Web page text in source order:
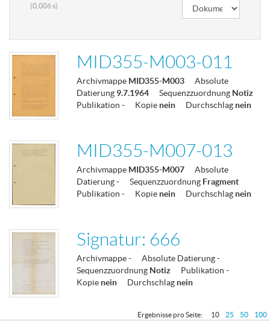
(0,006 s)
MID355-M003-011
Archivmappe MID355-M003
Absolute
Datierung 9.7.1964 Sequenzzuordnung Notiz
Publikation - Kopie nein Durchschlag nein
MID355-M007-013
Archivmappe MID355-M007
Absolute
Datierung- Sequenzzuordnung Fragment
Publikation - Kopie nein Durchschlag nein
Signatur: 666
Archivmappe- Absolute Datierung-
Sequenzzuordnung Notiz Publikation -
Kopie nein Durchschlag nein
Ergebnisse pro Seite: 10 25 50 100